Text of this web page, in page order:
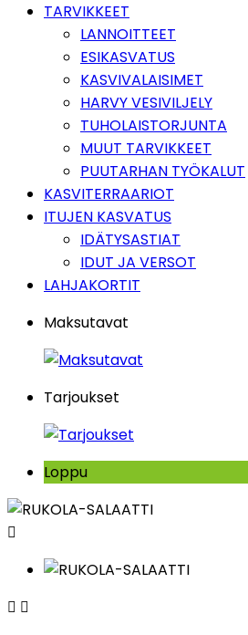
TARVIKKEET
LANNOITTEET
ESIKASVATUS
KASVIVALAISIMET
HARVY VESIVILJELY
TUHOLAISTORJUNTA
MUUT TARVIKKEET
PUUTARHAN TYÖKALUT
KASVITERRAARIOT
ITUJEN KASVATUS
IDÄTYSASTIAT
IDUT JA VERSOT
LAHJAKORTIT
Maksutavat
Tarjoukset
Loppu

 